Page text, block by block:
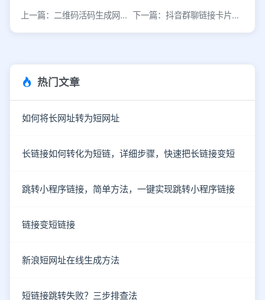
上一篇：二维码活码生成网：动态内容实时更新的智能工具 下一篇：抖音群聊链接卡片发送方法详解
热门文章
如何将长网址转为短网址
长链接如何转化为短链，详细步骤，快速把长链接变短
跳转小程序链接，简单方法，一键实现跳转小程序链接
链接变短链接
新浪短网址在线生成方法
短链接跳转失败？三步排查法